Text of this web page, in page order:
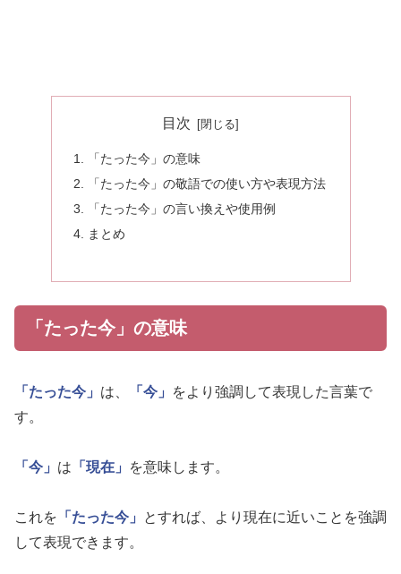
目次
「たった今」の意味
「たった今」の敬語での使い方や表現方法
「たった今」の言い換えや使用例
まとめ
「たった今」の意味
「たった今」 は、 「今」
をより強調して表現した言葉で
す。
「今」 は 「現在」 を意味します。
これを 「たった今」
とすれば、より現在に近いことを強調
して表現できます。